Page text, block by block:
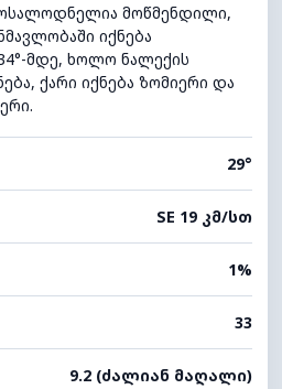
მოწმენდილი,
იქნება
მდე, ხოლო ნალექის
ქარი იქნება ზომიერი და
29°
SE 19 კმ/სთ
1%
33
9.2 (ძალიან მაღალი)